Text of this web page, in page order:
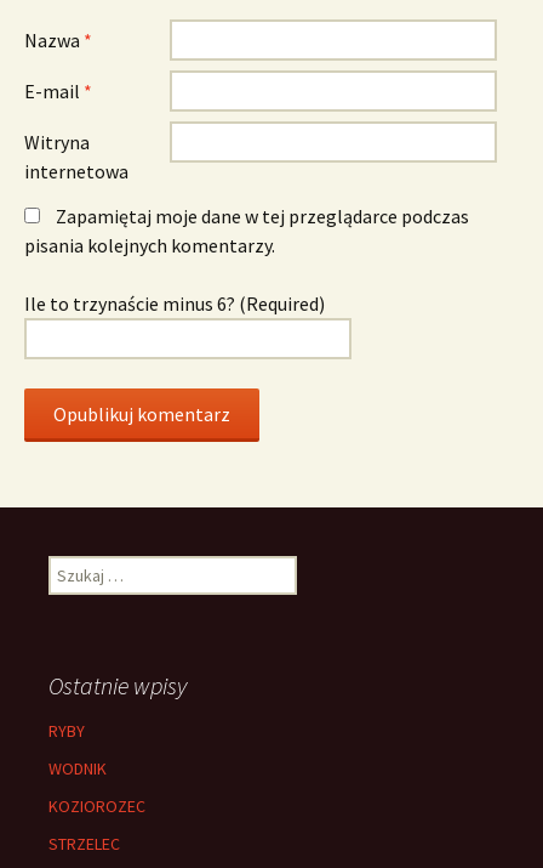
Nazwa *
E-mail *
Witryna
internetowa
Zapamiętaj moje dane w tej przeglądarce podczas
pisania kolejnych komentarzy.
Ile to trzynaście minus 6? (Required)
Szukaj:
Ostatnie wpisy
RYBY
WODNIK
KOZIOROZEC
STRZELEC